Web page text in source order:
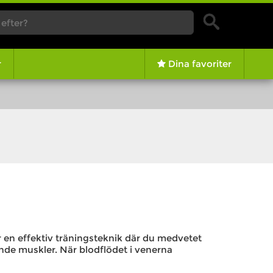
Dina favoriter
effektiv träningsteknik där du medvetet
muskler. När blodflödet i venerna